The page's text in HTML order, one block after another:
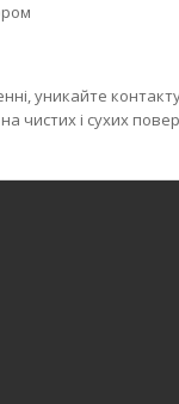
уникайте
чистих і сухих